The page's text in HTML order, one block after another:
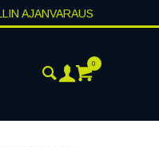
AJANVARAUS
0